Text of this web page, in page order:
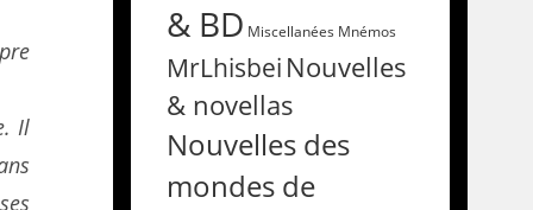
Il
& BD Miscellanées Mnémos
MrLhisbei Nouvelles
& novellas
Nouvelles des
mondes de